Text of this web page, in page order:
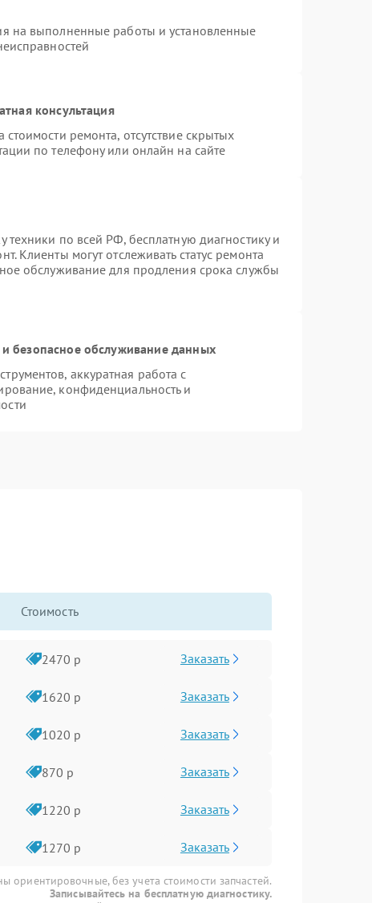
на выполненные работы и установленные
консультация
ремонта, отсутствие скрытых
по телефону или онлайн на сайте
техники по всей РФ, бесплатную диагностику и
Клиенты могут отслеживать статус ремонта
обслуживание для продления срока службы
безопасное обслуживание данных
аккуратная работа с
конфиденциальность и
Стоимость
2470 р Заказать
1620 р Заказать
1020 р Заказать
870 р Заказать
1220 р Заказать
1270 р Заказать
ориентировочные, без учета стоимости запчастей.
Записывайтесь на бесплатную диагностику.